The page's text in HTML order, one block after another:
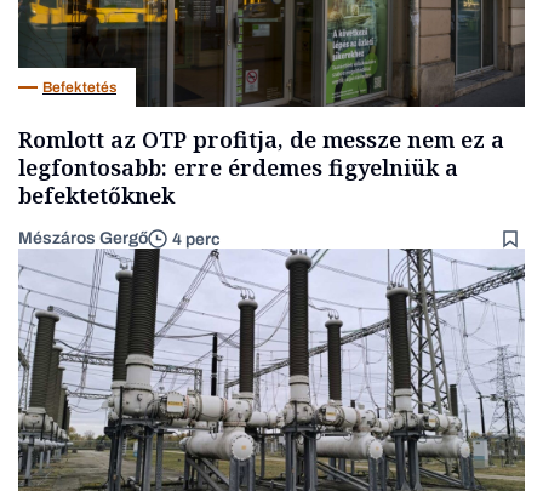
Befektetés
Romlott az OTP profitja, de messze nem ez a
legfontosabb: erre érdemes figyelniük a
befektetőknek
Mészáros Gergő 4 perc